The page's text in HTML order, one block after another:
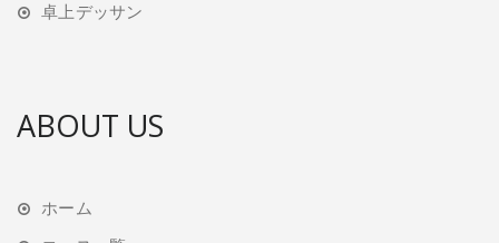
卓上デッサン
ABOUT US
ホーム